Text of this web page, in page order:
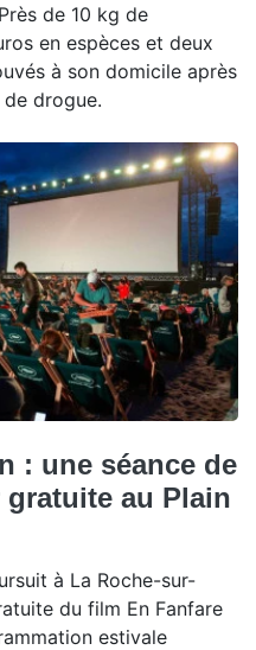
de 10 kg de
en espèces et deux
à son domicile après
drogue.
: une séance de
au Plain
à La Roche-sur-
du film En Fanfare
estivale